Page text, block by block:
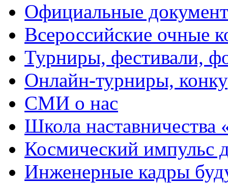
Официальные
Всероссийские очные
Турниры, фестивали,
Онлайн-турниры,
СМИ о нас
Школа
Космический импульс
Инженерные кадры